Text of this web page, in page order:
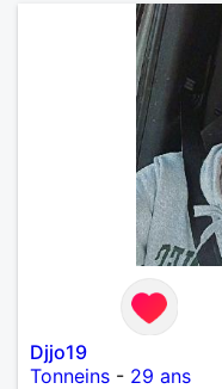
Djjo19
Tonneins - 29 ans